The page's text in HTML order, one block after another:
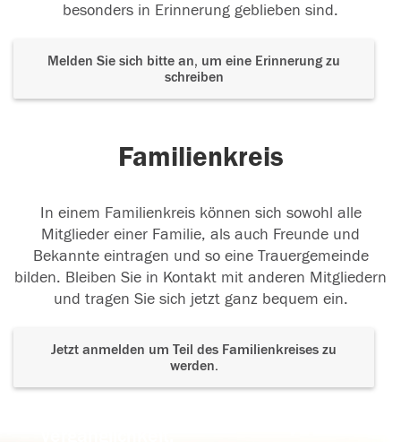
besonders in Erinnerung geblieben sind.
Melden Sie sich bitte an, um eine Erinnerung zu
schreiben
Familienkreis
In einem Familienkreis können sich sowohl alle
Mitglieder einer Familie, als auch Freunde und
Bekannte eintragen und so eine Trauergemeinde
bilden. Bleiben Sie in Kontakt mit anderen Mitgliedern
und tragen Sie sich jetzt ganz bequem ein.
Jetzt anmelden um Teil des Familienkreises zu
werden.